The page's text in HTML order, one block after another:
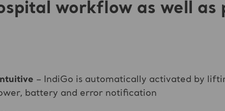
workflow as well
– IndiGo is automatically activated by
battery and error notification